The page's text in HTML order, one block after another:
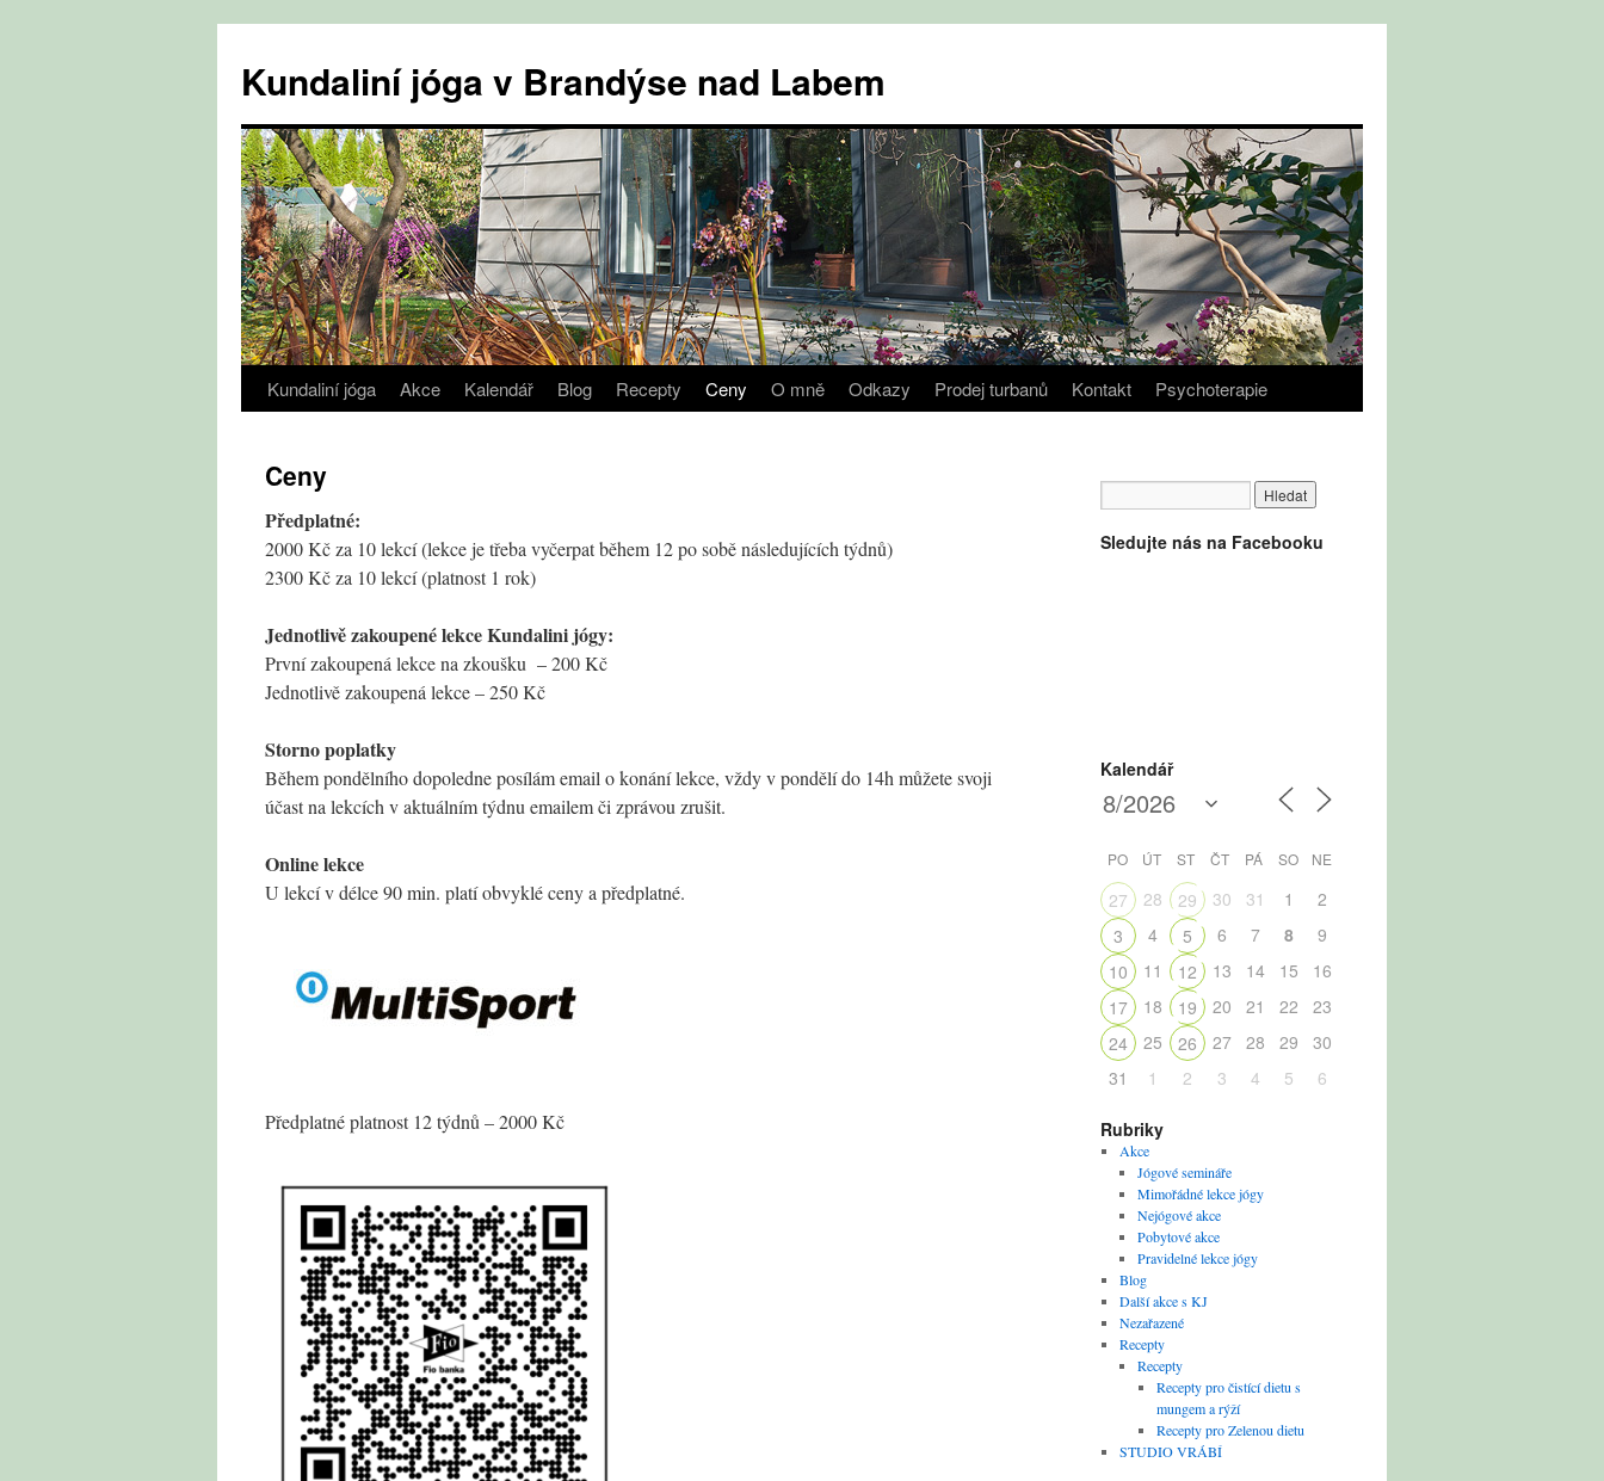
obsahu
webu
Kundaliní jóga v Brandýse nad Labem
Kundaliní jóga Akce Kalendář Blog Recepty Ceny O mně Odkazy Prodej turbanů Kontakt Psychoterapie
Ceny
Předplatné:
2000 Kč za 10 lekcí (lekce je třeba vyčerpat během 12 po sobě následujících týdnů)
2300 Kč za 10 lekcí (platnost 1 rok)
Jednotlivě zakoupené lekce Kundalini jógy:
První zakoupená lekce na zkoušku – 200 Kč
Jednotlivě zakoupená lekce – 250 Kč
Storno poplatky
Během pondělního dopoledne posílám email o konání lekce, vždy v pondělí do 14h můžete svoji
účast na lekcích v aktuálním týdnu emailem či zprávou zrušit.
Online lekce
U lekcí v délce 90 min. platí obvyklé ceny a předplatné.
Předplatné platnost 12 týdnů – 2000 Kč
Sledujte nás na Facebooku
Kalendář
PO ÚT ST ČT PÁ SO NE
27 28 29 30 31 1
2
3
4 5 6 7 8
9
10
11 12 13 14 15
16
17
18 19 20 21 22
23
24
25 26 27 28 29
30
31
1 2 3 4 5 6
Rubriky
Akce
Jógové semináře
Mimořádné lekce jógy
Nejógové akce
Pobytové akce
Pravidelné lekce jógy
Blog
Další akce s KJ
Nezařazené
Recepty
Recepty
Recepty pro čistící dietu s
mungem a rýží
Recepty pro Zelenou dietu
STUDIO VRÁBÍ